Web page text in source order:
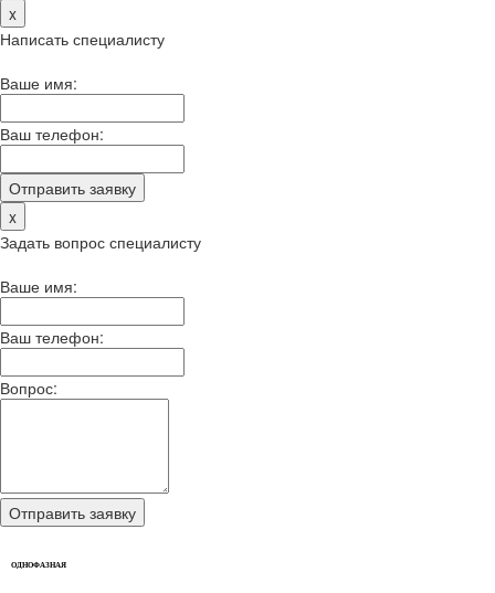
x
Написать специалисту
Ваше имя:
Ваш телефон:
x
Задать вопрос специалисту
Ваше имя:
Ваш телефон:
Вопрос:
ОДНОФАЗНАЯ